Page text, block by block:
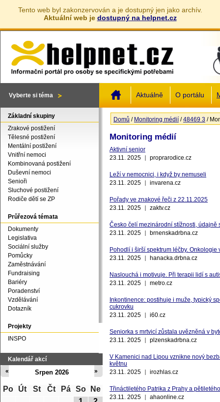
Tento web byl zakonzervován a je dostupný jen jako archív.
Aktuální web je dostupný na helpnet.cz
Vyberte si téma Aktuálně O portálu
Jste zde
Domů / Monitoring médií /48469 3 /
Monitoring médií
Aktivní senior
23.11. 2025
proprarodice.cz
Leží v nemocnici, i když by nemuseli
23.11. 2025
invarena.cz
Pořady ve znakové řeči z 22.11.2025
23.11. 2025
zaktv.cz
Česko čelí mezinárodní stížnosti, údajně
23.11. 2025
brnenskadrbna.cz
Pohodlí i širší spektrum léčby.
23.11. 2025
hanacka.drbna.cz
Naslouchá i motivuje. Při terapii lidí s
23.11. 2025
metro.cz
Inkontinence: postihuje i muže, typický
cukrovku
23.11. 2025
i60.cz
Seniorka s mrtvicí zůstala uvězněná v
23.11. 2025
plzenskadrbna.cz
V Kamenici nad Lipou vznikne nový
květnu
23.11. 2025
irozhlas.cz
Třináctiletého Patrika z Prahy a
23.11. 2025
ahaonline.cz
Stránky
Základní skupiny
Zrakové postižení
Tělesné postižení
Mentální postižení
Vnitřní nemoci
Kombinovaná postižení
Duševní nemoci
Senioři
Sluchové postižení
Rodiče dětí se ZP
Průřezová témata
Dokumenty
Legislativa
Sociální služby
Pomůcky
Zaměstnávání
Fundraising
Bariéry
Poradenství
Vzdělávání
Dotazník
Projekty
INSPO
Kalendář akcí
Srpen 2026
« »
Po Út St Čt Pá So
Ne